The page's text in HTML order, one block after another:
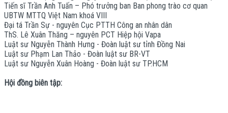
Tiến sĩ Trần Anh Tuấn – Phó trưởng ban Ban phong trào cơ quan
UBTW MTTQ Việt Nam khoá VIII
Đại tá Trần Sự - nguyên Cục PTTH Công an nhân dân
ThS. Lê Xuân Thăng – nguyên PCT Hiệp hội Vapa
Luật sư Nguyễn Thành Hưng - Đoàn luật sư tỉnh Đồng Nai
Luật sư Phạm Lan Thảo - Đoàn luật sư BR-VT
Luật sư Nguyễn Xuân Hoàng - Đoàn luật sư TP.HCM
Hội đồng biên tập: